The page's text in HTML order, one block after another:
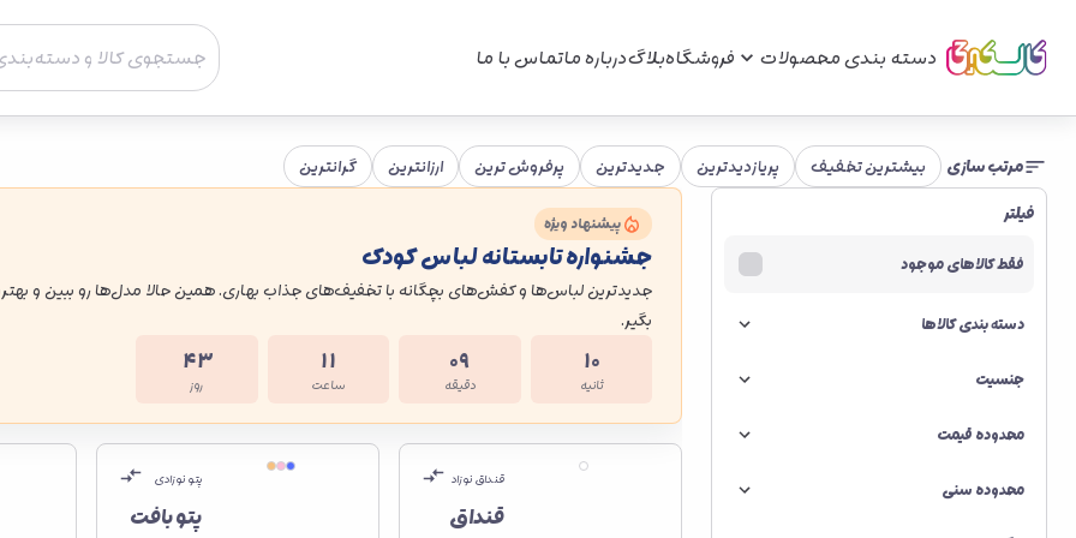
دسته بندی محصولات فروشگاهبلاگدرباره ماتماس با ما
مرتب سازی بیشترین تخفیف پریازدیدترین جدیدترین پرفروش ترین ارزانترین
گرانترین
فیلتر
فقط کالاهای موجود
دسته بندی کالاها
جنسیت
محدوده قیمت
محدوده سنی
پیشنهاد ویژه
جشنواره تابستانه لباس کودک
جدیدترین لباس‌ها و کفش‌های بچگانه با تخفیف‌های جذاب بهاری. همین حالا مدل‌ها رو ببین و
بگیر.
۱۰
ثانیه
۰۹
دقیقه
۱۱
ساعت
۴۳
روز
قنداق نوزاد
قنداق
پتو نوزادی
پتو بافت